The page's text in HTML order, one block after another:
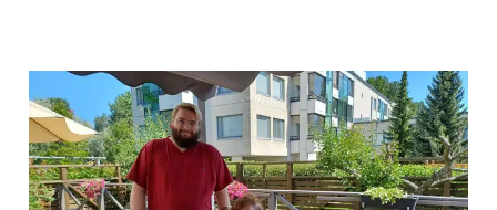
ä
r
e
t
k